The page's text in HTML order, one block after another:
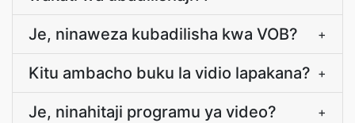
Je, ninaweza kubadilisha kwa VOB? +
Kitu ambacho buku la vidio lapakana? +
Je, ninahitaji programu ya video? +